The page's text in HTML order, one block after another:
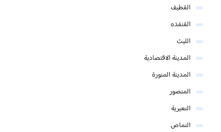
القطيف
القنفذه
الليث
المدينة الاقتصادية
المدينة المنورة
المنصور
النعيرية
النماص